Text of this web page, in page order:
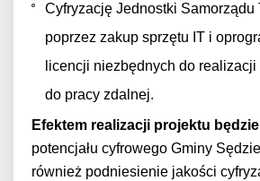
Cyfryzację Jednostki Samorządu
poprzez zakup sprzętu IT i
licencji niezbędnych do realizacji
do pracy zdalnej.
Efektem realizacji projektu będzie
potencjału cyfrowego Gminy
również podniesienie jakości